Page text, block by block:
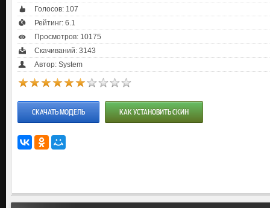
Голосов: 107
Рейтинг: 6.1
Просмотров: 10175
Скачиваний: 3143
Автор: System
СКАЧАТЬ МОДЕЛЬ КАК УСТАНОВИТЬ СКИН